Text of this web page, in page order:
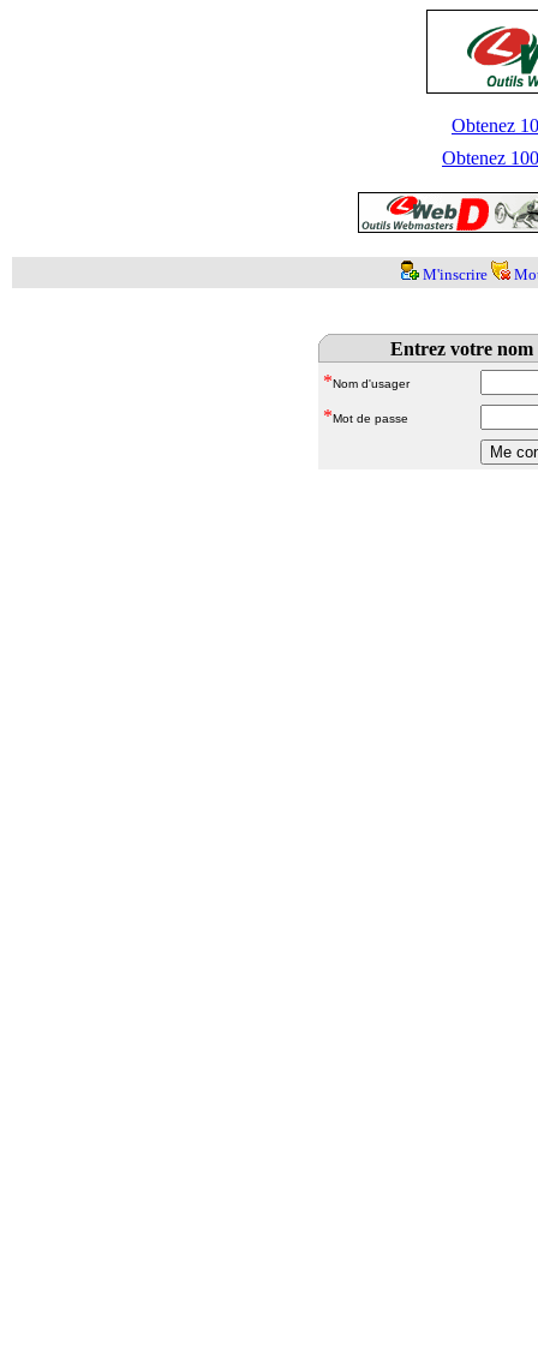
Obtenez
Obtenez
M'inscrire
Entrez votre nom
*Nom d'usager
*Mot de passe